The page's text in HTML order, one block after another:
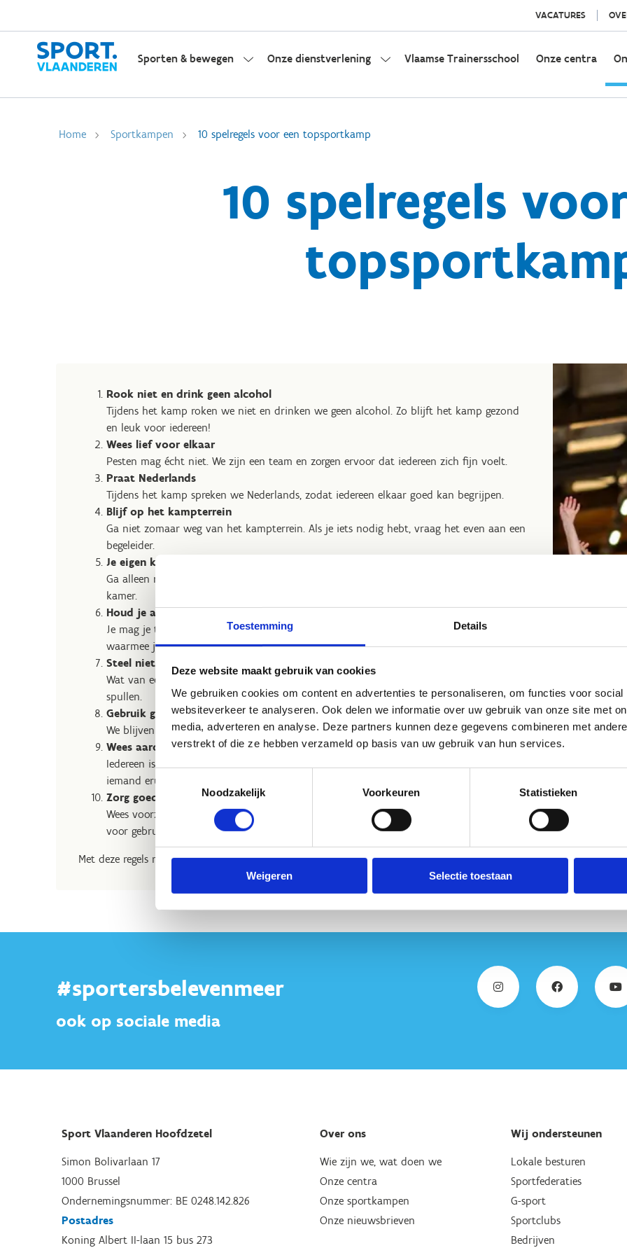
Toestemming Details
Deze website maakt gebruik van cookies
We gebruiken cookies om content en advertenties te personaliseren, om functies voor
websiteverkeer te analyseren. Ook delen we informatie over uw gebruik van onze site met
media, adverteren en analyse. Deze partners kunnen deze gegevens combineren met
verstrekt of die ze hebben verzameld op basis van uw gebruik van hun services.
Noodzakelijk
Voorkeuren Statistieken
Weigeren Selectie toestaan
VACATURES
Sporten & bewegen Onze dienstverlening Vlaamse Trainersschool Onze centra
Home Sportkampen 10 spelregels voor een topsportkamp
10 spelregels
Rook niet en drink geen alcohol
Tijdens het kamp roken we niet en drinken we geen alcohol. Zo blijft het kamp gezond
en leuk voor iedereen!
Wees lief voor elkaar
Pesten mag écht niet. We zijn een team en zorgen ervoor dat iedereen zich fijn voelt.
Praat Nederlands
Tijdens het kamp spreken we Nederlands, zodat iedereen elkaar goed kan begrijpen.
Blijf op het kampterrein
Ga niet zomaar weg van het kampterrein. Als je iets nodig hebt, vraag het even aan een
begeleider.
Je eigen kamer is jouw plekje
Ga alleen naar de kamer waar jij slaapt. Geef anderen ook rust en privacy op hun
kamer.
Houd je aan de telefoontijd
Je mag je telefoon gebruiken op afgesproken momenten. Maak geen foto's of video's
waarmee je iemand kan kwetsen.
Steel niet van een ander
Wat van een ander is, laat je gewoon liggen. Iedereen moet zich veilig voelen met zijn
spullen.
Gebruik geen geweld
We blijven rustig en vriendelijk. Ruzie of geweld past niet bij een gezellig sportkamp.
Wees aardig en respectvol
Iedereen is anders, en dat is juist leuk! Behandel iedereen vriendelijk, ongeacht hoe
iemand eruitziet of wie iemand is.
Zorg goed voor spullen
Wees voorzichtig met het materiaal en maak niets kapot. Zo blijft alles netjes en klaar
voor gebruik.
Met deze regels maken we er samen een geweldig kamp van!
#sportersbelevenmeer
ook op sociale media
Sport Vlaanderen Hoofdzetel
Simon Bolivarlaan 17
1000 Brussel
Ondernemingsnummer: BE 0248.142.826
Postadres
Koning Albert II-laan 15 bus 273
Over ons
Wie zijn we, wat doen we
Onze centra
Onze sportkampen
Onze nieuwsbrieven
Wij ondersteunen
Lokale besturen
Sportfederaties
G-sport
Sportclubs
Bedrijven